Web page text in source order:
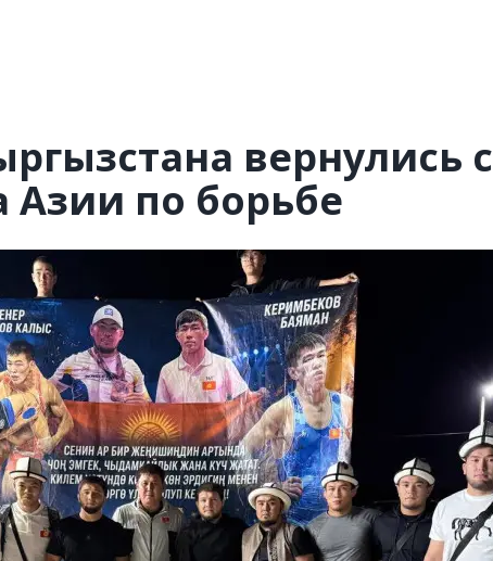
вернулись с
Азии по борьбе